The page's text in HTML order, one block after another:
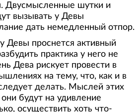
Двусмысленные шутки и
вызывать у Девы
дать немедленный отпор.
Девы проснется активный
практика у него не
Дева рискует провести в
на тему, что, как и в
делать. Мыслей этих
будут на удивление
осуществить хоть что-